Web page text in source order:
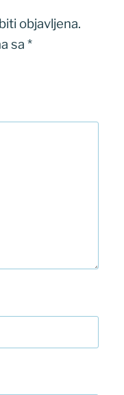
objavljena.
sa*